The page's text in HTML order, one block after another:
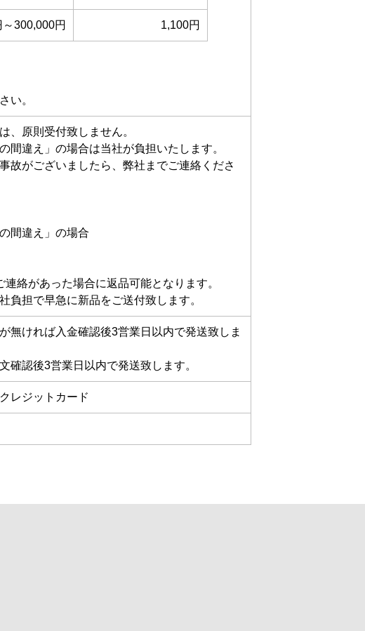
300,000円 1,100円
い。
、原則受付致しません。
間違え」の場合は当社が負担いたします。
故がございましたら、弊社までご連絡くださ
間違え」の場合
絡があった場合に返品可能となります。
負担で早急に新品をご送付致します。
無ければ入金確認後3営業日以内で発送致しま
確認後3営業日以内で発送致します。
レジットカード